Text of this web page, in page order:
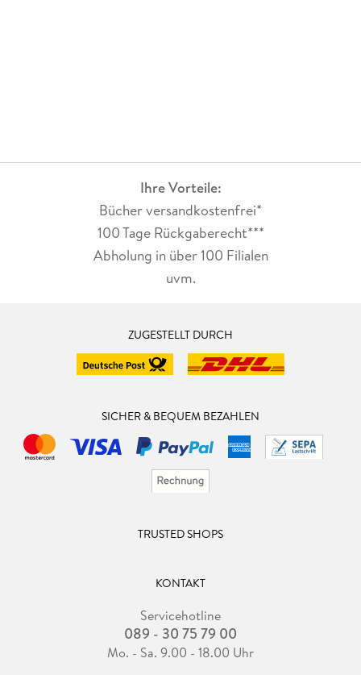
Ihre Vorteile:
Bücher versandkostenfrei*
100 Tage Rückgaberecht***
Abholung in über 100 Filialen
uvm.
ZUGESTELLT DURCH
SICHER & BEQUEM BEZAHLEN
TRUSTED SHOPS
KONTAKT
Servicehotline
089 - 30 75 79 00
Mo. - Sa. 9.00 - 18.00 Uhr